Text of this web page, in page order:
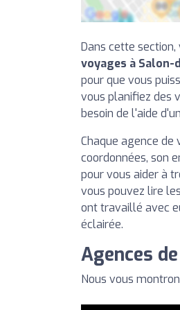
Dans cette
voyages à Salon-
pour que vous
vous planifiez des
besoin de l'aide
Chaque agence
coordonnées, son
pour vous aider à
vous pouvez lire
ont travaillé avec
éclairée.
Agences
Nous vous